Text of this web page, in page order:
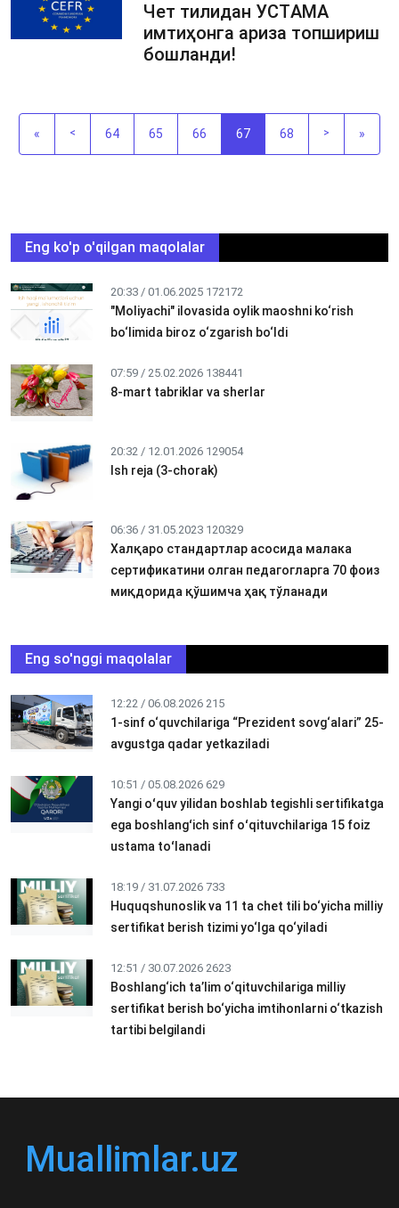
Чет тилидан УСТAМA
имтиҳонга ариза топшириш
бошланди!
« < 64 65 66 67 68 > »
Eng ko'p o'qilgan maqolalar
20:33 / 01.06.2025 172172
"Moliyachi" ilovasida oylik maoshni ko‘rish
bo‘limida biroz o‘zgarish bo‘ldi
07:59 / 25.02.2026 138441
8-mart tabriklar va sherlar
20:32 / 12.01.2026 129054
Ish reja (3-chorak)
06:36 / 31.05.2023 120329
Халқаро стандартлар асосида малака
сертификатини олган педагогларга 70 фоиз
миқдорида қўшимча ҳақ тўланади
Eng so'nggi maqolalar
12:22 / 06.08.2026 215
1-sinf o‘quvchilariga “Prezident sovg‘alari” 25-
avgustga qadar yetkaziladi
10:51 / 05.08.2026 629
Yangi oʻquv yilidan boshlab tegishli sertifikatga
ega boshlangʻich sinf oʻqituvchilariga 15 foiz
ustama toʻlanadi
18:19 / 31.07.2026 733
Huquqshunoslik va 11 ta chet tili bo‘yicha milliy
sertifikat berish tizimi yo‘lga qo‘yiladi
12:51 / 30.07.2026 2623
Boshlang‘ich ta’lim o‘qituvchilariga milliy
sertifikat berish bo‘yicha imtihonlarni o‘tkazish
tartibi belgilandi
Muallimlar.uz